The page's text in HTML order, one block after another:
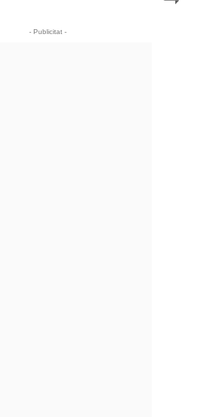
- Publicitat -